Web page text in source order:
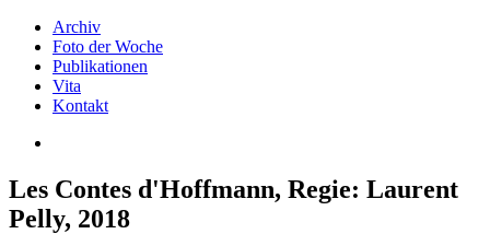
Archiv
Foto der Woche
Publikationen
Vita
Kontakt
Les Contes d'Hoffmann, Regie: Laurent
Pelly, 2018